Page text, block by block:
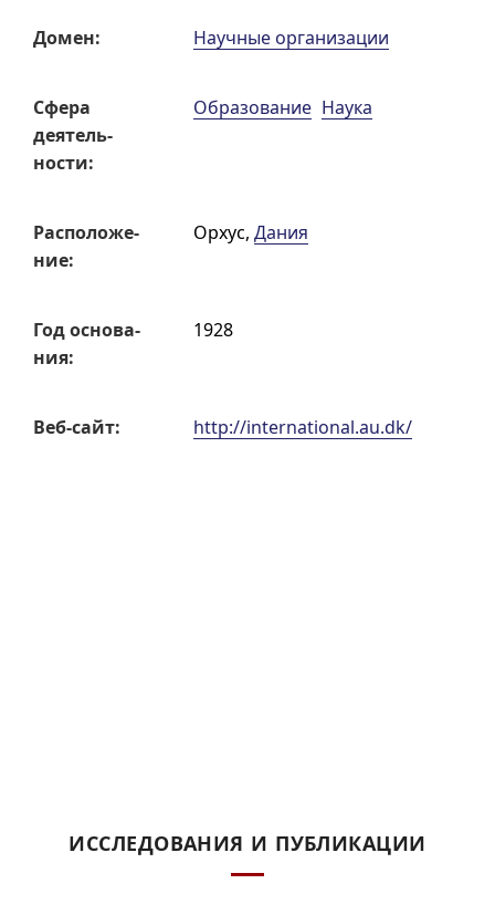
Домен: Научные организации
Сфера
деятель­
ности:
Образование Наука
Распо­ложе­
ние:
Орхус, Дания
Год основа­
ния:
1928
Веб-сайт: http://international.au.dk/
ИССЛЕДОВАНИЯ И ПУБЛИКАЦИИ